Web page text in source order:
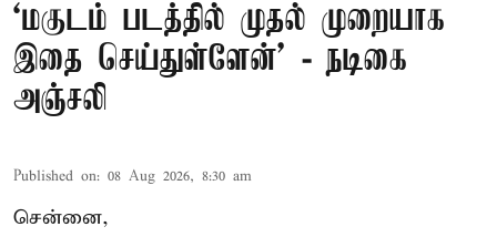
‘மகுடம் படத்தில் முதல் முறையாக
இதை செய்துள்ளேன்’ - நடிகை
அஞ்சலி
Published on: 08 Aug 2026, 8:30 am
சென்னை,